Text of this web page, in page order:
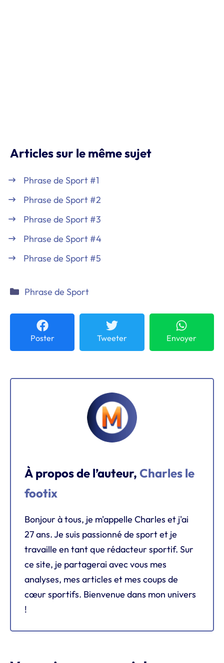
Articles sur le même sujet
Phrase de Sport #1
Phrase de Sport #2
Phrase de Sport #3
Phrase de Sport #4
Phrase de Sport #5
Catégories
Phrase de Sport
Poster Tweeter Envoyer
À propos de l’auteur, Charles le
footix
Bonjour à tous, je m'appelle Charles et j'ai
27 ans. Je suis passionné de sport et je
travaille en tant que rédacteur sportif. Sur
ce site, je partagerai avec vous mes
analyses, mes articles et mes coups de
cœur sportifs. Bienvenue dans mon univers
!